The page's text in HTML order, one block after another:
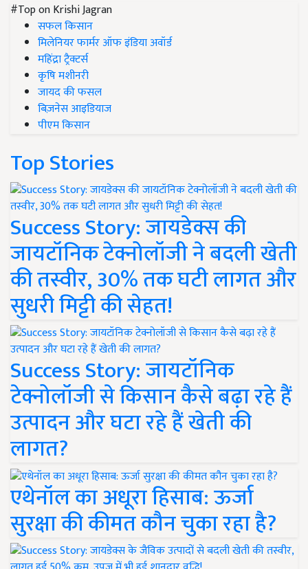
#Top on Krishi Jagran
सफल किसान
मिलेनियर फार्मर ऑफ इंडिया अवॉर्ड
महिंद्रा ट्रैक्टर्स
कृषि मशीनरी
जायद की फसल
बिज़नेस आइडियाज
पीएम किसान
Top Stories
Success Story: जायडेक्स की
जायटॉनिक टेक्नोलॉजी ने बदली खेती
की तस्वीर, 30% तक घटी लागत और
सुधरी मिट्टी की सेहत!
Success Story: जायटॉनिक
टेक्नोलॉजी से किसान कैसे बढ़ा रहे हैं
उत्पादन और घटा रहे हैं खेती की
लागत?
एथेनॉल का अधूरा हिसाब: ऊर्जा
सुरक्षा की कीमत कौन चुका रहा है?